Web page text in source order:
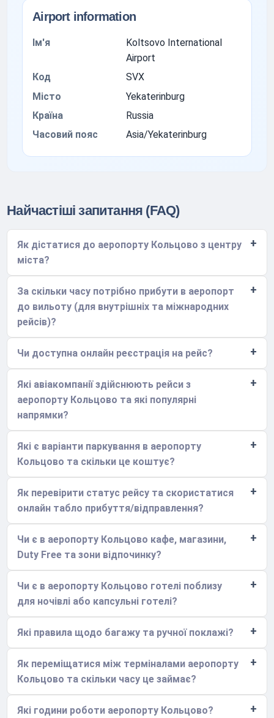
Airport information
Ім'я
Koltsovo International
Airport
Код
SVX
Місто
Yekaterinburg
Країна
Russia
Часовий пояс
Asia/Yekaterinburg
Найчастіші запитання (FAQ)
Як дістатися до аеропорту Кольцово з центру
міста?
За скільки часу потрібно прибути в аеропорт
до вильоту (для внутрішніх та міжнародних
рейсів)?
Чи доступна онлайн реєстрація на рейс?
Які авіакомпанії здійснюють рейси з
аеропорту Кольцово та які популярні
напрямки?
Які є варіанти паркування в аеропорту
Кольцово та скільки це коштує?
Як перевірити статус рейсу та скористатися
онлайн табло прибуття/відправлення?
Чи є в аеропорту Кольцово кафе, магазини,
Duty Free та зони відпочинку?
Чи є в аеропорту Кольцово готелі поблизу
для ночівлі або капсульні готелі?
Які правила щодо багажу та ручної поклажі?
Як переміщатися між терміналами аеропорту
Кольцово та скільки часу це займає?
Які години роботи аеропорту Кольцово?